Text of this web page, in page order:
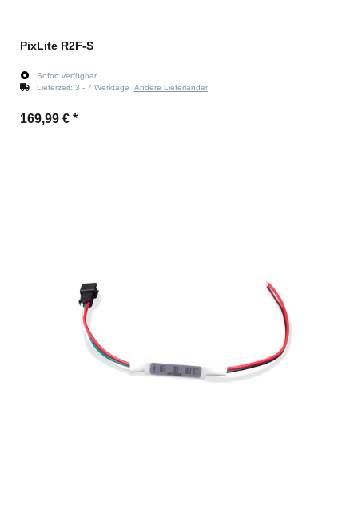
PixLite R2F-S
Sofort verfügbar
Lieferzeit: 3 - 7 Werktage Andere Lieferländer
169,99 € *